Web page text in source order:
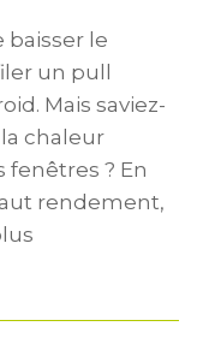
baisser le
un pull
Mais saviez-
chaleur
fenêtres ? En
rendement,